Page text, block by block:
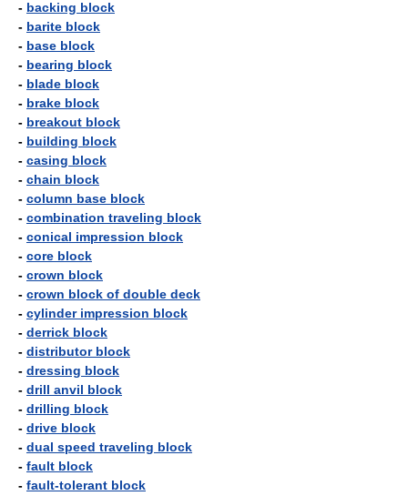
- backing block
- barite block
- base block
- bearing block
- blade block
- brake block
- breakout block
- building block
- casing block
- chain block
- column base block
- combination traveling block
- conical impression block
- core block
- crown block
- crown block of double deck
- cylinder impression block
- derrick block
- distributor block
- dressing block
- drill anvil block
- drilling block
- drive block
- dual speed traveling block
- fault block
- fault-tolerant block